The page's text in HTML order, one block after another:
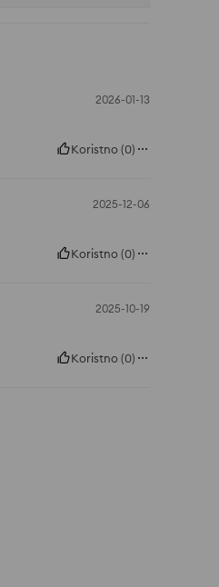
2026-01-13
Koristno(0)
2025-12-06
Koristno(0)
2025-10-19
Koristno(0)